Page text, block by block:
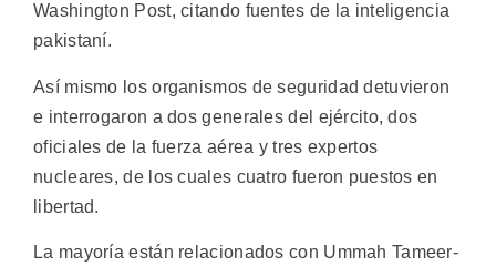
Washington Post, citando fuentes de la inteligencia
pakistaní.
Así mismo los organismos de seguridad detuvieron
e interrogaron a dos generales del ejército, dos
oficiales de la fuerza aérea y tres expertos
nucleares, de los cuales cuatro fueron puestos en
libertad.
La mayoría están relacionados con Ummah Tameer-